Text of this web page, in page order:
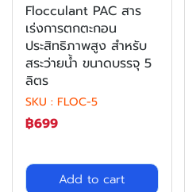
Flocculant PAC สาร
เร่งการตกตะกอน
ประสิทธิภาพสูง สำหรับ
สระว่ายน้ำ ขนาดบรรจุ 5
ลิตร
SKU : FLOC-5
฿699
Add to cart